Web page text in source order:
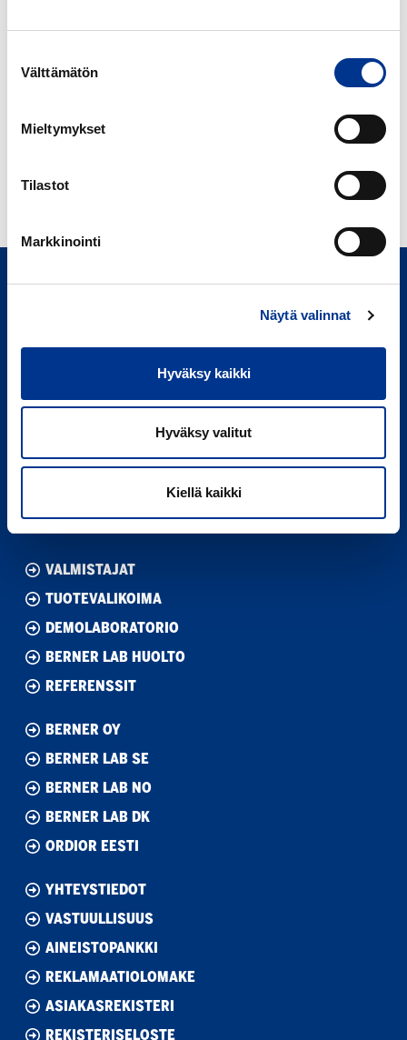
valinta
Välttämätön
Mieltymykset
Tilastot
Markkinointi
Näytä valinnat
Hyväksy kaikki
Hyväksy valitut
Kiellä kaikki
Sicco
eksikaattori
Sicco
SICCO STAR-VITRUM
EKSIKAATTORI
Berner Oy
020 791 00(vaihde)
VALMISTAJAT
TUOTEVALIKOIMA
DEMOLABORATORIO
BERNER LAB HUOLTO
REFERENSSIT
BERNER OY
BERNER LAB SE
BERNER LAB NO
BERNER LAB DK
ORDIOR EESTI
YHTEYSTIEDOT
VASTUULLISUUS
AINEISTOPANKKI
REKLAMAATIOLOMAKE
ASIAKASREKISTERI
REKISTERISELOSTE